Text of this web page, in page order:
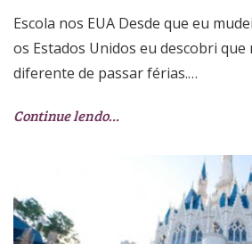
Escola nos EUA Desde que eu
os Estados Unidos eu descobri
diferente de passar férias.…
Continue lendo…